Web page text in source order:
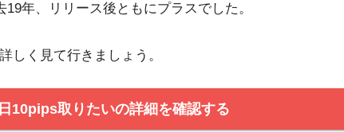
年、リリース後ともにプラスでした。
しく見て行きましょう。
10pips取りたいの詳細を確認する